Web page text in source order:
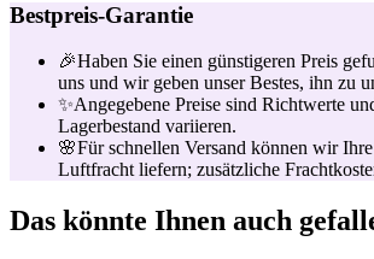
Bestpreis-Garantie
🎉Haben Sie einen günstigeren Preis
uns und wir geben unser Bestes, ihn zu
✨Angegebene Preise sind Richtwerte
Lagerbestand variieren.
🌸Für schnellen Versand können wir
Luftfracht liefern; zusätzliche
Das könnte Ihnen auch